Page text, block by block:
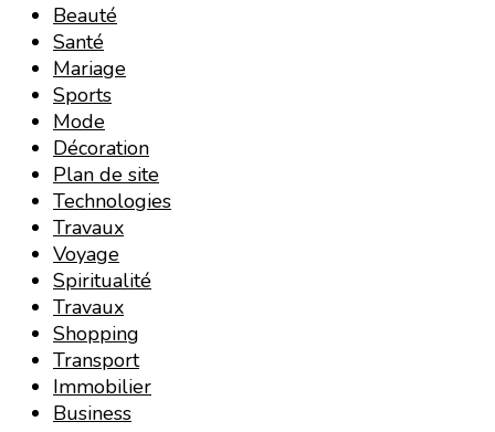
Beauté
Santé
Mariage
Sports
Mode
Décoration
Plan de site
Technologies
Travaux
Voyage
Spiritualité
Travaux
Shopping
Transport
Immobilier
Business